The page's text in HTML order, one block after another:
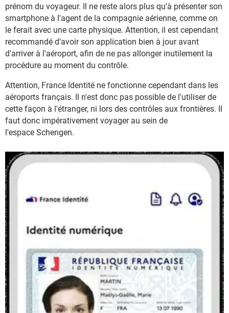
prénom du voyageur. Il ne reste alors plus qu'à présenter son
smartphone à l'agent de la compagnie aérienne, comme on
le ferait avec une carte physique. Attention, il est cependant
recommandé d'avoir son application bien à jour avant
d'arriver à l'aéroport, afin de ne pas allonger inutilement la
procédure au moment du contrôle.
Attention, France Identité ne fonctionne cependant dans les
aéroports français. Il n'est donc pas possible de l'utiliser de
cette façon à l'étranger, ni lors des contrôles aux frontières. Il
faut donc impérativement voyager au sein de
l'espace Schengen.